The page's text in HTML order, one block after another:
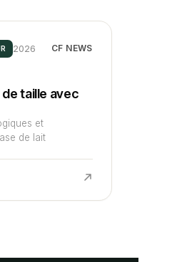
2026 CF NEWS
taille avec
et
de lait